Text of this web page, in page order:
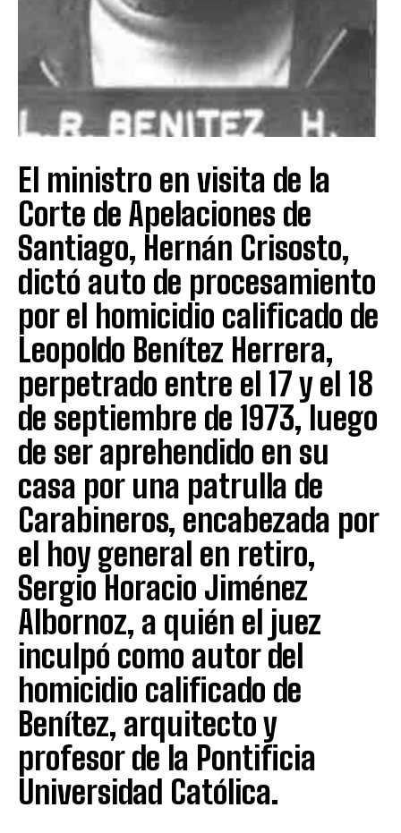
El ministro en visita de la
Corte de Apelaciones de
Santiago, Hernán Crisosto,
dictó auto de procesamiento
por el homicidio calificado de
Leopoldo Benítez Herrera,
perpetrado entre el 17 y el 18
de septiembre de 1973, luego
de ser aprehendido en su
casa por una patrulla de
Carabineros, encabezada por
el hoy general en retiro,
Sergio Horacio Jiménez
Albornoz, a quién el juez
inculpó como autor del
homicidio calificado de
Benítez, arquitecto y
profesor de la Pontificia
Universidad Católica.